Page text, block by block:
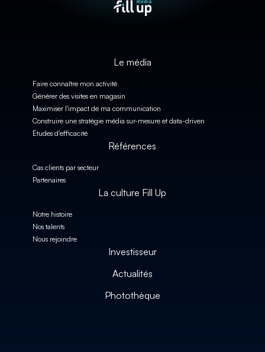
Le média
Faire connaître mon activité
Générer des visites en magasin
Maximiser l'impact de ma communication
Construire une stratégie média sur-mesure et data-driven
Études d'efficacité
Références
Cas clients par secteur
Partenaires
La culture Fill Up
Notre histoire
Nos talents
Nous rejoindre
Investisseur
Actualités
Photothèque